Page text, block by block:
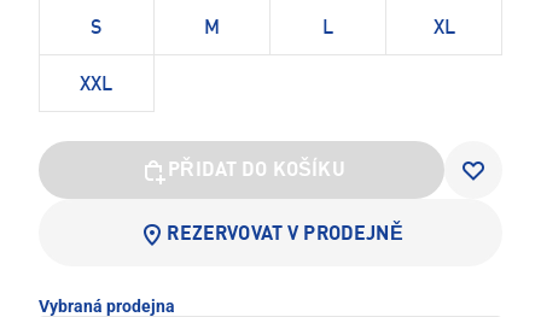
S M L XL
XXL
PŘIDAT DO KOŠÍKU
REZERVOVAT V PRODEJNĚ
Vybraná prodejna